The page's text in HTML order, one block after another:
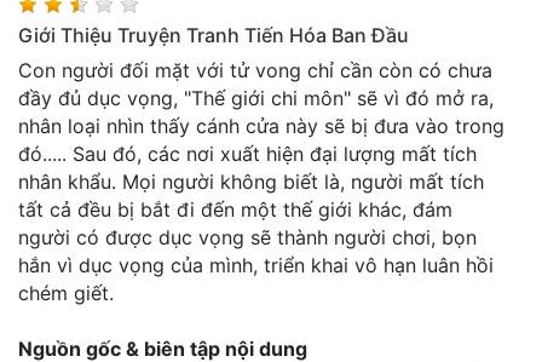
Truyện Sáng Tác
Trùng Sinh
Trọng sinh
Tu Tiên
Xuyên Không
Đô Thị
Tức
Giới Thiệu Truyện Tranh Tiến Hóa Ban Đầu
Con người đối mặt với tử vong chỉ cần còn có chưa
đầy đủ dục vọng, "Thế giới chi môn" sẽ vì đó mở ra,
nhân loại nhìn thấy cánh cửa này sẽ bị đưa vào trong
đó..... Sau đó, các nơi xuất hiện đại lượng mất tích
nhân khẩu. Mọi người không biết là, người mất tích
tất cả đều bị bắt đi đến một thế giới khác, đám
người có được dục vọng sẽ thành người chơi, bọn
hắn vì dục vọng của mình, triển khai vô hạn luân hồi
chém giết.
Nguồn gốc & biên tập nội dung